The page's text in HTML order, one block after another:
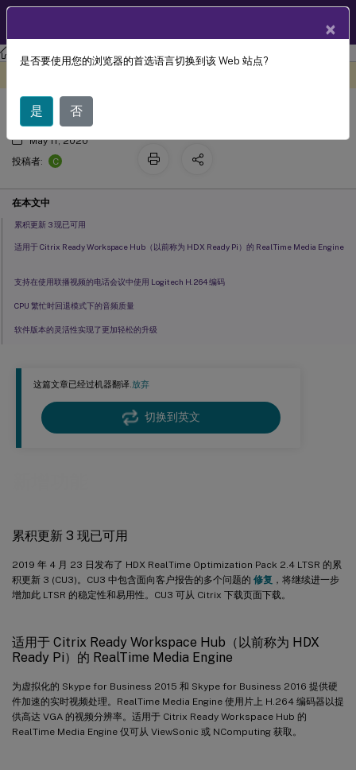
HDX 实时优化包 RealTime Optimization Pack 2.4 (LTSR)
这篇文章已经过机器翻译.放弃
切换到英文
累积更新 3 现已可用
2019 年 4 月 23 日发布了 HDX RealTime Optimization Pack 2.4 LTSR 的累
积更新 3 (CU3)。CU3 中包含面向客户报告的多个问题的 修复 ，将继续进一步
增加此 LTSR 的稳定性和易用性。CU3 可从 Citrix 下载页面下载。
适用于 Citrix Ready Workspace Hub（以前称为 HDX
Ready Pi）的 RealTime Media Engine
为虚拟化的 Skype for Business 2015 和 Skype for Business 2016 提供硬
件加速的实时视频处理。RealTime Media Engine 使用片上 H.264 编码器以提
供高达 VGA 的视频分辨率。适用于 Citrix Ready Workspace Hub 的
RealTime Media Engine 仅可从 ViewSonic 或 NComputing 获取。
新增功能
May 11, 2020
投稿者:
C
在本文中
累积更新 3 现已可用
适用于 Citrix Ready Workspace Hub（以前称为 HDX Ready Pi）的 RealTime Media Engine
支持在使用联播视频的电话会议中使用 Logitech H.264 编码
CPU 繁忙时回退模式下的音频质量
软件版本的灵活性实现了更加轻松的升级
收集日志捕获当前的 UCCAPI 和 UCCAPI .bak 文件
×
是否要使用您的浏览器的首选语言切换到该 Web 站点?
是 否